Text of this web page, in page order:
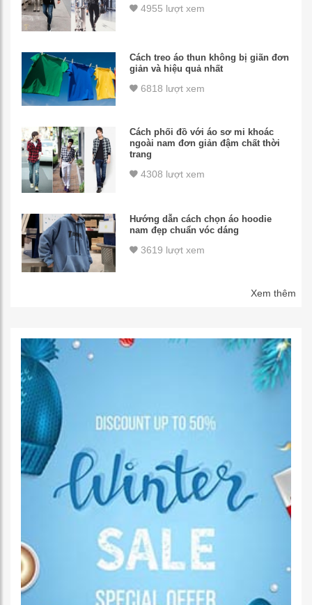
4955 lượt xem
Cách treo áo thun không bị giãn đơn
giản và hiệu quả nhất
6818 lượt xem
Cách phối đồ với áo sơ mi khoác
ngoài nam đơn giản đậm chất thời
trang
4308 lượt xem
Hướng dẫn cách chọn áo hoodie
nam đẹp chuẩn vóc dáng
3619 lượt xem
Xem thêm